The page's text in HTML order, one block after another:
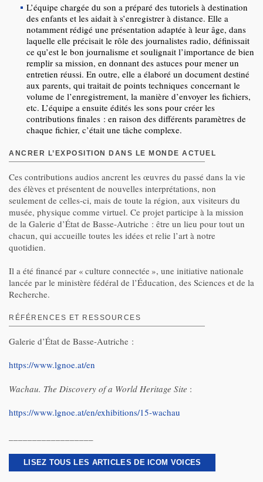
L’équipe chargée du son a préparé des tutoriels à destination
des enfants et les aidait à s’enregistrer à distance. Elle a
notamment rédigé une présentation adaptée à leur âge, dans
laquelle elle précisait le rôle des journalistes radio, définissait
ce qu’est le bon journalisme et soulignait l’importance de bien
remplir sa mission, en donnant des astuces pour mener un
entretien réussi. En outre, elle a élaboré un document destiné
aux parents, qui traitait de points techniques concernant le
volume de l’enregistrement, la manière d’envoyer les fichiers,
etc. L’équipe a ensuite édités les sons pour créer les
contributions finales : en raison des différents paramètres de
chaque fichier, c’était une tâche complexe.
ANCRER L’EXPOSITION DANS LE MONDE ACTUEL
Ces contributions audios ancrent les œuvres du passé dans la vie
des élèves et présentent de nouvelles interprétations, non
seulement de celles-ci, mais de toute la région, aux visiteurs du
musée, physique comme virtuel. Ce projet participe à la mission
de la Galerie d’État de Basse-Autriche : être un lieu pour tout un
chacun, qui accueille toutes les idées et relie l’art à notre
quotidien.
Il a été financé par « culture connectée », une initiative nationale
lancée par le ministère fédéral de l’Éducation, des Sciences et de la
Recherche.
RÉFÉRENCES ET RESSOURCES
Galerie d’État de Basse-Autriche :
https://www.lgnoe.at/en
Wachau. The Discovery of a World Heritage Site :
https://www.lgnoe.at/en/exhibitions/15-wachau
LISEZ TOUS LES ARTICLES DE ICOM VOICES